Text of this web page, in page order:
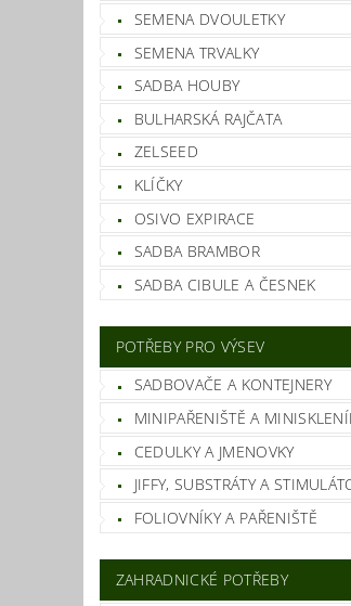
SEMENA DVOULETKY
SEMENA TRVALKY
SADBA HOUBY
BULHARSKÁ RAJČATA
ZELSEED
KLÍČKY
OSIVO EXPIRACE
SADBA BRAMBOR
SADBA CIBULE A ČESNEK
POTŘEBY PRO VÝSEV
SADBOVAČE A KONTEJNERY
MINIPAŘENIŠTĚ A
CEDULKY A JMENOVKY
JIFFY, SUBSTRÁTY A
FOLIOVNÍKY A PAŘENIŠTĚ
ZAHRADNICKÉ POTŘEBY